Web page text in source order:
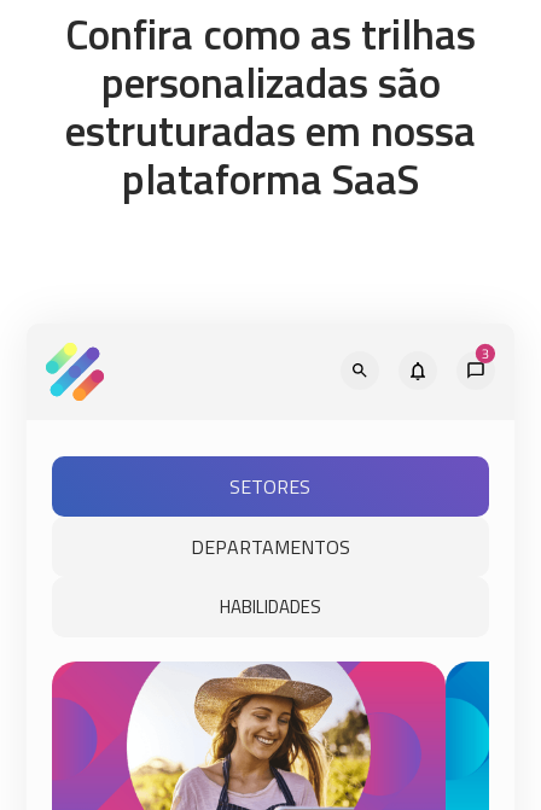
Confira como as trilhas
personalizadas são
estruturadas em nossa
plataforma SaaS
SETORES
DEPARTAMENTOS
HABILIDADES